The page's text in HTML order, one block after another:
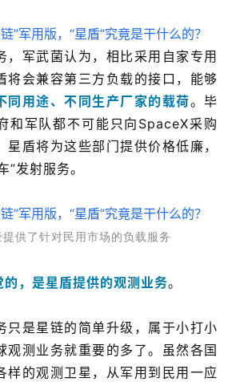
，军武菌认为，相比采用自家专用
将会兼容第三方负载的接口，能够
同用途、不同生产厂家的载荷。毕
和军队都不可能只向SpaceX采购
星盾将为这些部门提供价格低廉，
”发射服务。
供了针对民用市场的负载服务
，是星盾提供的观测业务。
只是星链的简单升级，属于小打小
观测业务就重要的多了。虽然各国
样的观测卫星，从军用到民用一应